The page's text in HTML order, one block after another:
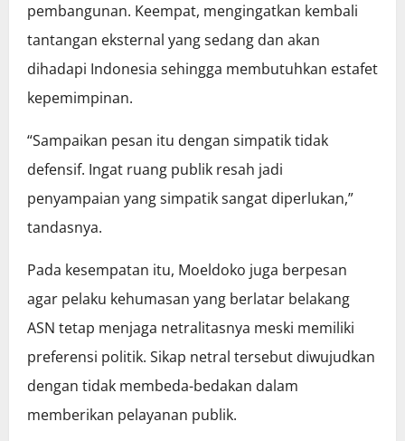
pembangunan. Keempat, mengingatkan kembali
tantangan eksternal yang sedang dan akan
dihadapi Indonesia sehingga membutuhkan estafet
kepemimpinan.
“Sampaikan pesan itu dengan simpatik tidak
defensif. Ingat ruang publik resah jadi
penyampaian yang simpatik sangat diperlukan,”
tandasnya.
Pada kesempatan itu, Moeldoko juga berpesan
agar pelaku kehumasan yang berlatar belakang
ASN tetap menjaga netralitasnya meski memiliki
preferensi politik. Sikap netral tersebut diwujudkan
dengan tidak membeda-bedakan dalam
memberikan pelayanan publik.